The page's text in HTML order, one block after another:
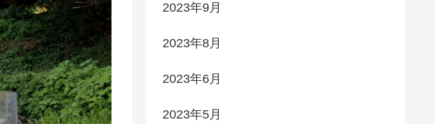
2023年9月
2023年8月
2023年6月
2023年5月